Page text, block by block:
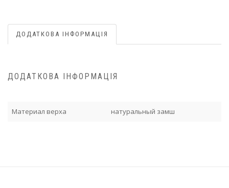
ДОДАТКОВА ІНФОРМАЦІЯ
ДОДАТКОВА ІНФОРМАЦІЯ
Материал верха натуральный замш